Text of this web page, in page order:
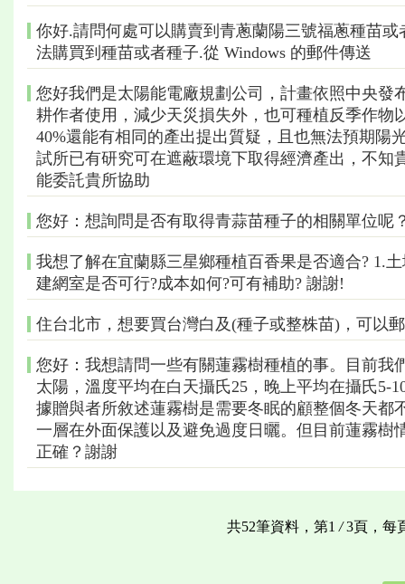
你好.請問何處可以購賣到青蔥蘭陽三號福蔥種苗
法購買到種苗或者種子.從 Windows 的郵件傳送
您好我們是太陽能電廠規劃公司，計畫依照中央
耕作者使用，減少天災損失外，也可種植反季作
40%還能有相同的產出提出質疑，且也無法預期陽
試所已有研究可在遮蔽環境下取得經濟產出，不知
能委託貴所協助
您好：想詢問是否有取得青蒜苗種子的相關單位呢
我想了解在宜蘭縣三星鄉種植百香果是否適合? 1.
建網室是否可行?成本如何?可有補助? 謝謝!
住台北市，想要買台灣白及(種子或整株苗)，可以
您好：我想請問一些有關蓮霧樹種植的事。目前
太陽，溫度平均在白天攝氏25，晚上平均在攝氏5-
據贈與者所敘述蓮霧樹是需要冬眠的顧整個冬天
一層在外面保護以及避免過度日曬。但目前蓮霧
正確？謝謝
共52筆資料，第1 /3頁，每